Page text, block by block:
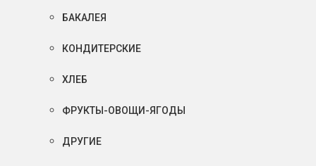
БАКАЛЕЯ
КОНДИТЕРСКИЕ
ХЛЕБ
ФРУКТЫ-ОВОЩИ-ЯГОДЫ
ДРУГИЕ